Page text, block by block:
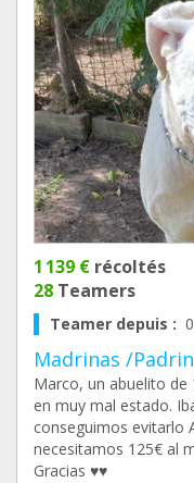
1 139 € récoltés
28 Teamers
Teamer depuis :
Madrinas /
Marco, un abuelito de
en muy mal estado.
conseguimos evitarlo
necesitamos 125€ al
Gracias ♥️♥️